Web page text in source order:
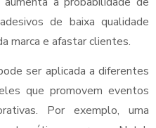
de baixa qualidade
marca e afastar clientes.
ser aplicada a diferentes
que promovem eventos
Por exemplo, uma